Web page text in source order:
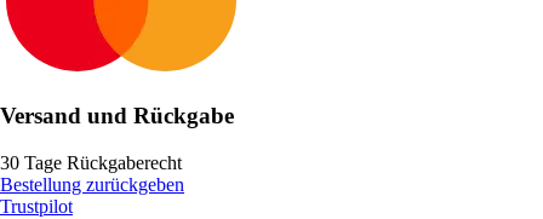
Versand und Rückgabe
30 Tage Rückgaberecht
Bestellung zurückgeben
Trustpilot